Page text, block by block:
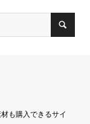
も購入できるサイ